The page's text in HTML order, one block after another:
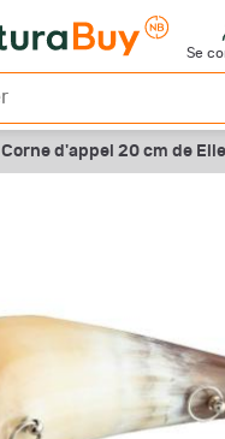
Se
Corne d'appel 20 cm de